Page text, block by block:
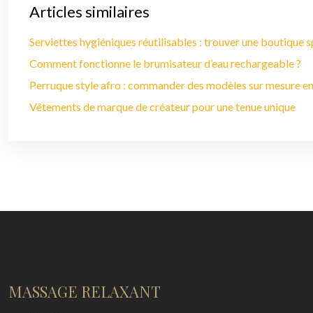
Articles similaires
Serviettes hygiéniques réutilisables : trouver une boutique
Comment fonctionne le brumisateur d’eau rechargeable ?
Perruque style afro : commander des modèles sur mesure
Vêtements de marque de créateur pour une tenue unique
MASSAGE RELAXANT